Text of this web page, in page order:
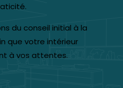
du conseil initial à la
que votre intérieur
à vos attentes.